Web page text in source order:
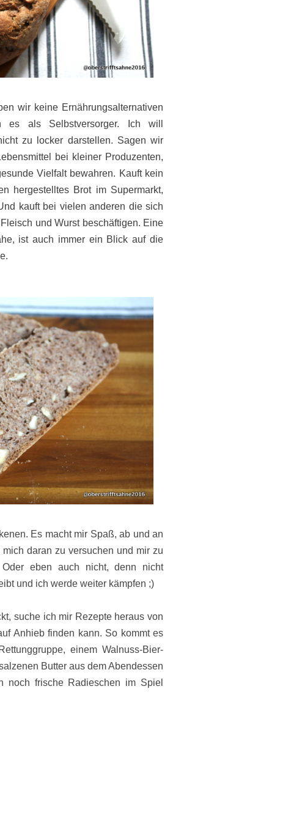
wir keine Ernährungsalternativen
als Selbstversorger. Ich will
zu locker darstellen. Sagen wir
bei kleiner Produzenten,
Vielfalt bewahren. Kauft kein
hergestelltes Brot im Supermarkt,
kauft bei vielen anderen die sich
und Wurst beschäftigen. Eine
ist auch immer ein Blick auf die
Es macht mir Spaß, ab und an
daran zu versuchen und mir zu
eben auch nicht, denn nicht
und ich werde weiter kämpfen ;)
suche ich mir Rezepte heraus von
Anhieb finden kann. So kommt es
einem Walnuss-Bier-
Butter aus dem Abendessen
noch frische Radieschen im Spiel